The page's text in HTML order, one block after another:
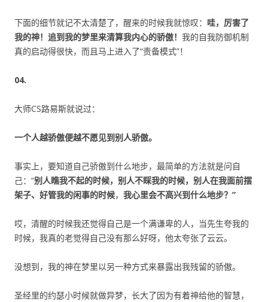
下面的细节就记不太清楚了，醒来的时候我就惊叹： 哇，厉害了
我的神！追到我的梦里来清算我内心的骄傲！ 我的自我防御机制
真的启动得很快，而且马上进入了“责备模式”！
04.
大师CS路易斯就说过：
一个人越骄傲便越不愿见到别人骄傲。
事实上，要知道自己骄傲到什么地步，最简单的方法就是问自
己：“别人瞧我不起的时候，别人不睬我的时候，别人在我面前摆
架子、好管我的闲事的时候， 我心里会不高兴到什么地步？”
哎，清醒的时候我还觉得自己是一个满谦卑的人，当先生夸我的
时候，我真的老觉得自己没有那么好呀，他太夸张了云云。
没想到，我的神在梦里以另一种方式来暴露出我残留的骄傲。
圣经里的约瑟小时候就做异梦，长大了因为有着神给他的智慧，